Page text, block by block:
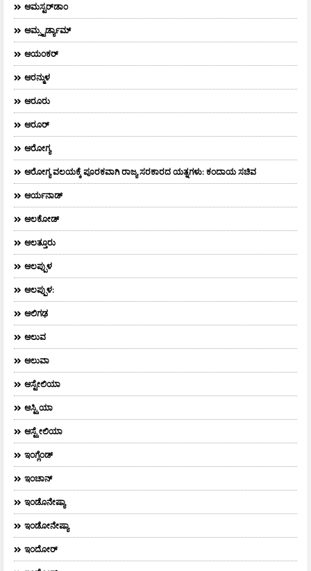
ಆಮಸ್ಟರ್‌ಡಾಂ
ಆಮ್ಸ್ಟರ್ಡ್ಯಾಮ್
ಆಯಂಕರ್
ಆರನ್ಮುಳ
ಆರೂರು
ಆರೂರ್
ಆರೋಗ್ಯ
ಆರೋಗ್ಯ ವಲಯಕ್ಕೆ ಪೂರಕವಾಗಿ ರಾಜ್ಯ ಸರಕಾರದ ಯತ್ನಗಳು: ಕಂದಾಯ ಸಚಿವ
ಆರ್ಯನಾಡ್
ಆಲಕೋಡ್
ಆಲತ್ತೂರು
ಆಲಪ್ಪುಳ
ಆಲಪ್ಪುಳ:
ಆಲಿಗಢ
ಆಲುವ
ಆಲುವಾ
ಆಸ್ಟೇಲಿಯಾ
ಆಸ್ಟ್ರಿಯಾ
ಆಸ್ಟ್ರೇಲಿಯಾ
ಇಂಗ್ಲೆಂಡ್
ಇಂಚಾನ್
ಇಂಡೊನೇಷ್ಯಾ
ಇಂಡೋನೇಷ್ಯಾ
ಇಂದೋರ್